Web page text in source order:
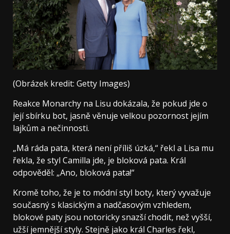
(Obrázek kredit: Getty Images)
Reakce Monarchy na Lisu dokázala, že pokud jde o
její sbírku bot, jasně věnuje velkou pozornost jejím
lajkům a nečinnosti.
„Má ráda pata, která není příliš úzká,“ řekl a Lisa mu
řekla, že styl Camilla jde, je bloková pata. Král
odpověděl: „Ano, bloková pata!“
Kromě toho, že je to módní styl boty, který vyvažuje
současný s klasickým a nadčasovým vzhledem,
blokové paty jsou notoricky snazší chodit, než vyšší,
užší jemnější styly. Stejně jako král Charles řekl,